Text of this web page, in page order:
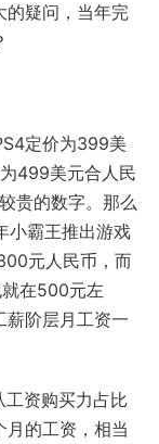
的疑问，当年完
定价为399美
499美元合人民
贵的数字。那么
小霸王推出游戏
元人民币，而
在500元左
薪阶层月工资一
工资购买力占比
的工资，相当